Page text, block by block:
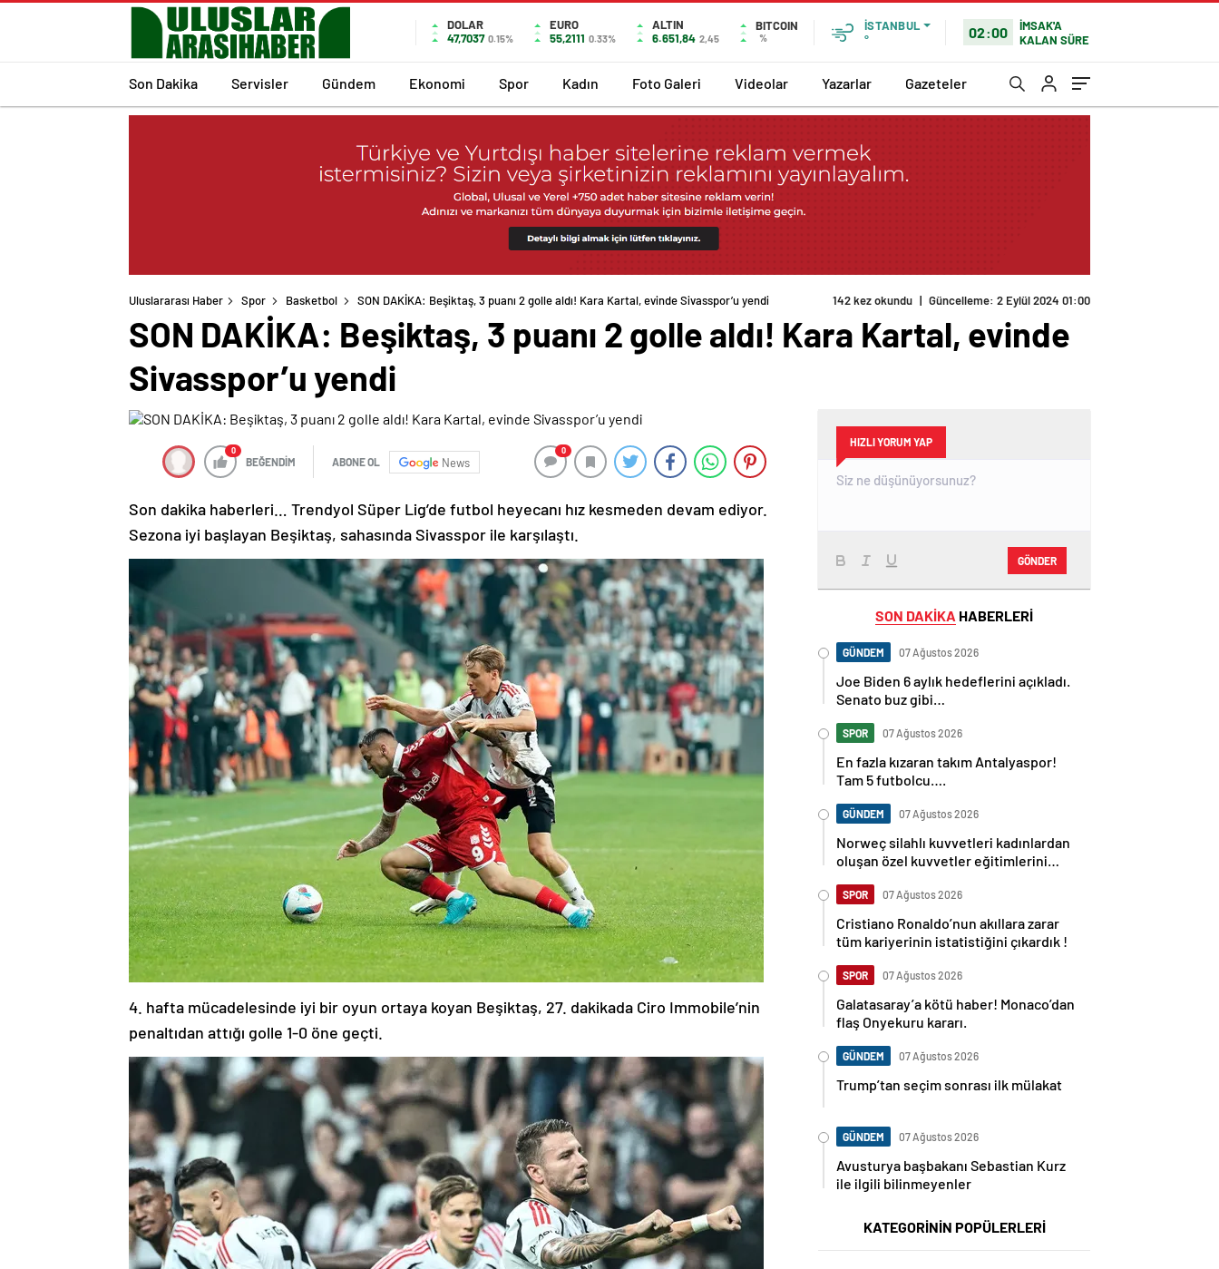
DOLAR
47,7037 0.15%
EURO
55,2111 0.33%
ALTIN
6.651,84 2,45
BITCOIN
%
İSTANBUL
°
02:00
İMSAK'A
KALAN SÜRE
Son Dakika Servisler Gündem Ekonomi Spor Kadın Foto Galeri Videolar Yazarlar Gazeteler
Uluslararası Haber Spor Basketbol SON DAKİKA: Beşiktaş, 3 puanı 2 golle aldı! Kara Kartal, evinde Sivasspor’u yendi 142 kez okundu | Güncelleme: 2 Eylül 2024 01:00
SON DAKİKA: Beşiktaş, 3 puanı 2 golle aldı! Kara Kartal, evinde
Sivasspor’u yendi
0
BEĞENDİM ABONE OL News
0
Son dakika haberleri… Trendyol Süper Lig’de futbol heyecanı hız kesmeden devam ediyor.
Sezona iyi başlayan Beşiktaş, sahasında Sivasspor ile karşılaştı.
4. hafta mücadelesinde iyi bir oyun ortaya koyan Beşiktaş, 27. dakikada Ciro Immobile’nin
penaltıdan attığı golle 1-0 öne geçti.
HIZLI YORUM YAP
GÖNDER
SON DAKİKA HABERLERİ
GÜNDEM 07 Ağustos 2026
Joe Biden 6 aylık hedeflerini açıkladı.
Senato buz gibi…
SPOR 07 Ağustos 2026
En fazla kızaran takım Antalyaspor!
Tam 5 futbolcu….
GÜNDEM 07 Ağustos 2026
Norweç silahlı kuvvetleri kadınlardan
oluşan özel kuvvetler eğitimlerini
SPOR 07 Ağustos 2026
Cristiano Ronaldo’nun akıllara zarar
tüm kariyerinin istatistiğini çıkardık !
SPOR 07 Ağustos 2026
Galatasaray’a kötü haber! Monaco’dan
flaş Onyekuru kararı.
GÜNDEM 07 Ağustos 2026
Trump’tan seçim sonrası ilk mülakat
GÜNDEM 07 Ağustos 2026
Avusturya başbakanı Sebastian Kurz
ile ilgili bilinmeyenler
KATEGORİNİN POPÜLERLERİ